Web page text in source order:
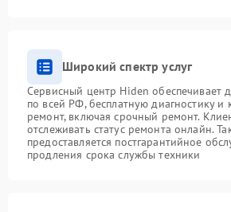
Широкий спектр услуг
Сервисный центр Hiden обеспечивает
по всей РФ, бесплатную диагностику и
ремонт, включая срочный ремонт.
отслеживать статус ремонта онлайн.
предоставляется постгарантийное
продления срока службы техники